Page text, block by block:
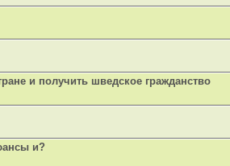
и получить шведское гражданство
и?